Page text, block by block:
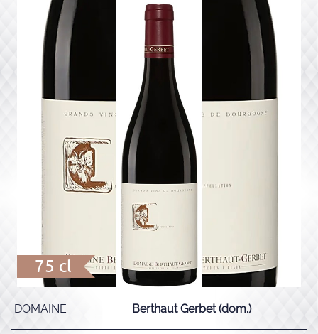
75 cl
DOMAINE Berthaut Gerbet (dom.)